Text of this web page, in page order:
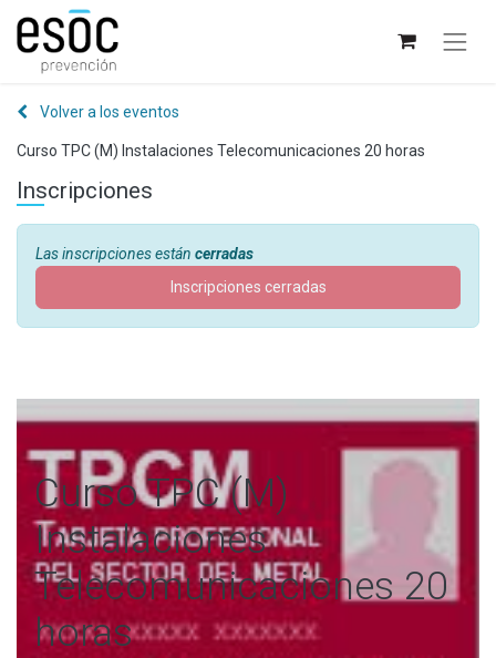
Volver a los eventos
Curso TPC (M) Instalaciones Telecomunicaciones 20 horas
Inscripciones
Las inscripciones están cerradas
Inscripciones cerradas
Curso TPC (M)
Instalaciones
Telecomunicaciones 20
horas